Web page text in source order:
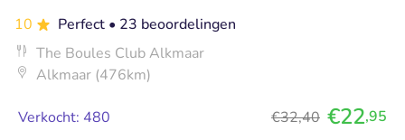
10 Perfect • 23 beoordelingen
The Boules Club Alkmaar
Alkmaar (476km)
Verkocht: 480 €32,40 €22,95